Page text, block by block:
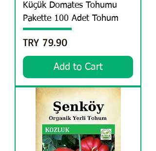
Küçük Domates Tohumu
Pakette 100 Adet Tohum
Price
TRY 79.90
Add to Cart